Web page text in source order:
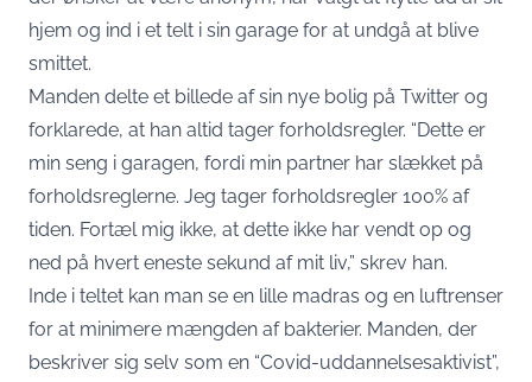
hjem og ind i et telt i sin garage for at undgå at blive
smittet.
Manden delte et billede af sin nye bolig på Twitter og
forklarede, at han altid tager forholdsregler. “Dette er
min seng i garagen, fordi min partner har slækket på
forholdsreglerne. Jeg tager forholdsregler 100% af
tiden. Fortæl mig ikke, at dette ikke har vendt op og
ned på hvert eneste sekund af mit liv,” skrev han.
Inde i teltet kan man se en lille madras og en luftrenser
for at minimere mængden af bakterier. Manden, der
beskriver sig selv som en “Covid-uddannelsesaktivist”,